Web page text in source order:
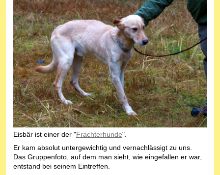
Eisbär ist einer der "Frachterhunde".
Er kam absolut untergewichtig und vernachlässigt zu uns.
Das Gruppenfoto, auf dem man sieht, wie eingefallen er war,
entstand bei seinem Eintreffen.